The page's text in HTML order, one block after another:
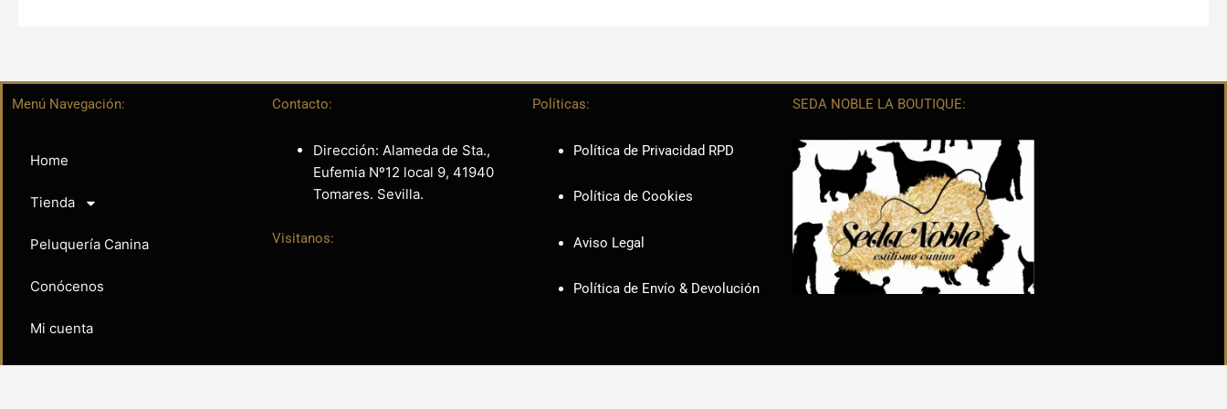
Menú Navegación:
Home
Tienda
Peluquería Canina
Conócenos
Mi cuenta
Contacto:
Dirección: Alameda de Sta.,
Eufemia Nº12 local 9, 41940
Tomares. Sevilla.
Visitanos:
Políticas:
Política de Privacidad RPD
Política de Cookies
Aviso Legal
Política de Envío & Devolución
SEDA NOBLE LA BOUTIQUE: